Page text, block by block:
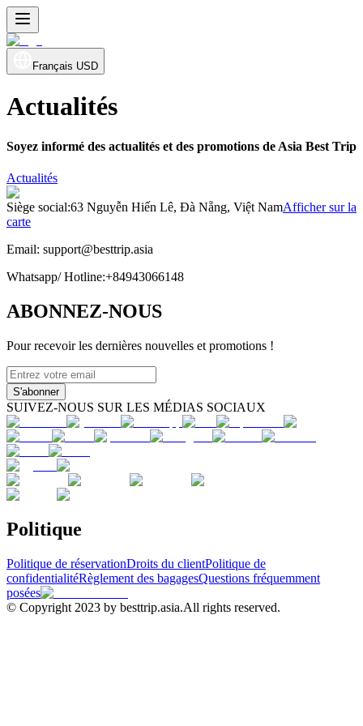
Français USD
Actualités
Soyez informé des actualités et des promotions de Asia Best Trip
Actualités
Siège social:63 Nguyễn Hiến Lê, Đà Nẵng, Việt NamAfficher sur la
carte
Email: support@besttrip.asia
Whatsapp/Hotline:+84943066148
ABONNEZ-NOUS
Pour recevoir les dernières nouvelles et promotions !
S'abonner
SUIVEZ-NOUS SUR LES MÉDIAS SOCIAUX
Politique
Politique de réservationDroits du clientPolitique de
confidentialitéRèglement des bagagesQuestions fréquemment
posées
© Copyright 2023 by besttrip.asia.All rights reserved.